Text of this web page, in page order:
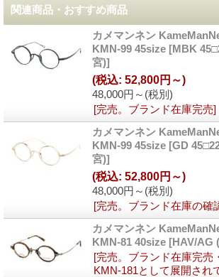
関連商品・おすすめ商品
カメマンネン
KMN-99 45size [MBK
宮)]
48,000円～ (税別)
(税込: 52,800円～)
[完売。ブランド在庫完売]
カメマンネン
KMN-99 45size [GD
宮)]
48,000円～ (税別)
(税込: 52,800円～)
[完売。ブランド在庫の確
カメマンネン
KMN-81 40size [HAV/AG
[完売。ブランド在庫完売
KMN-181として展開され